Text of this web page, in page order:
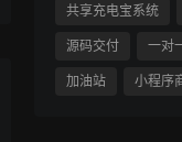
共享充电宝系统
源码交付 一对
加油站 小程序